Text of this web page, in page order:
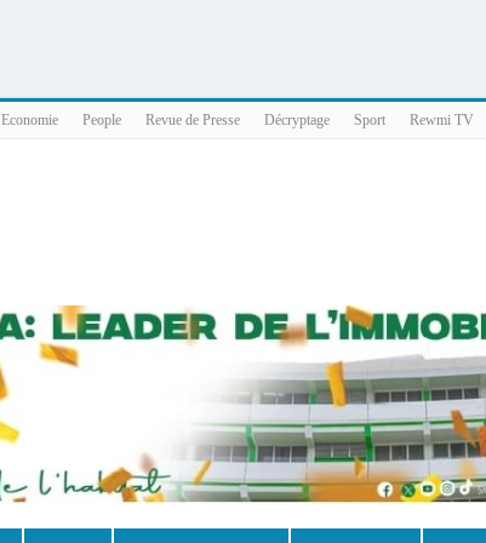
Economie People Revue de Presse Décryptage Sport Rewmi TV